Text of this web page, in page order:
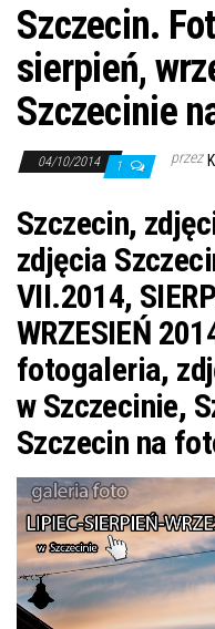
Szczecin.
sierpień,
Szczecinie
04/10/2014 1 przez
Szczecin,
zdjęcia
VII.2014,
WRZESIEŃ
fotogaleria,
w Szczecinie,
Szczecin na